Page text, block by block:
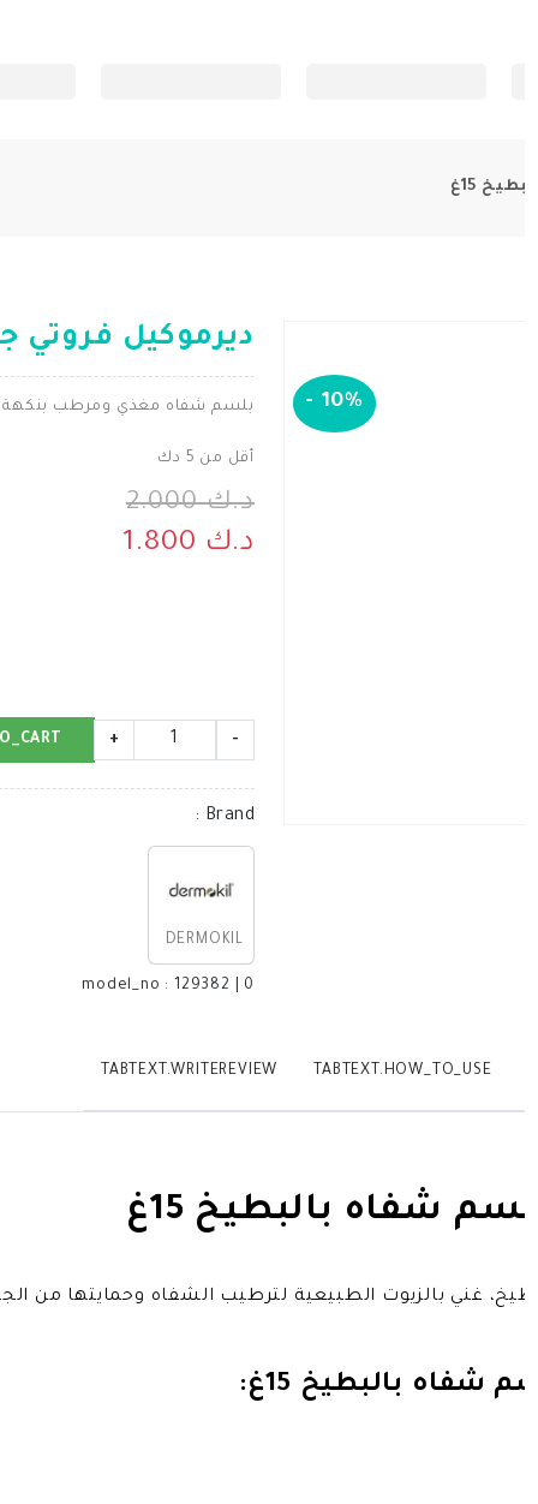
15غ
10%
-
ديرموكيل فروتي
بلسم شفاه مغذي ومرطب بنكهة
أقل من 5 دك
د.ك 2.000
د.ك 1.800
-
+
Brand
:
DERMOKIL
model_no : 129382 0
TABTEXT.HOW_TO_USE
TABTEXT.WRITEREVIEW
شفاه بالبطيخ 15غ
غني بالزيوت الطبيعية لترطيب الشفاه وحمايتها من
شفاه بالبطيخ 15غ: